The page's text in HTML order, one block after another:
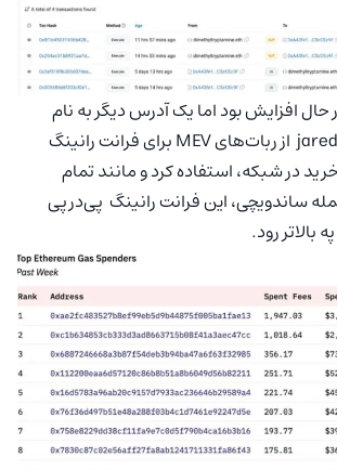
افزایش بود اما یک آدرس دیگر به نام
jaredfromsubway.eth از ربات‌های MEV برای فرانت رانینگ
در شبکه، استفاده کرد و مانند تمام
ساندویچی، این فرانت رانینگ پی‌درپی
رود.